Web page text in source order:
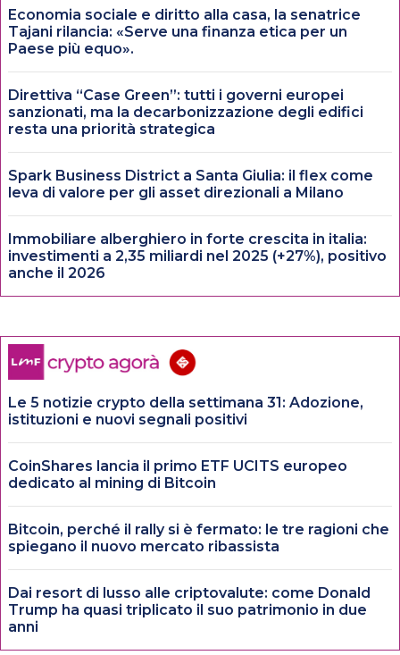
Economia sociale e diritto alla casa, la senatrice
Tajani rilancia: «Serve una finanza etica per un
Paese più equo».
Direttiva “Case Green”: tutti i governi europei
sanzionati, ma la decarbonizzazione degli edifici
resta una priorità strategica
Spark Business District a Santa Giulia: il flex come
leva di valore per gli asset direzionali a Milano
Immobiliare alberghiero in forte crescita in italia:
investimenti a 2,35 miliardi nel 2025 (+27%), positivo
anche il 2026
Le 5 notizie crypto della settimana 31: Adozione,
istituzioni e nuovi segnali positivi
CoinShares lancia il primo ETF UCITS europeo
dedicato al mining di Bitcoin
Bitcoin, perché il rally si è fermato: le tre ragioni che
spiegano il nuovo mercato ribassista
Dai resort di lusso alle criptovalute: come Donald
Trump ha quasi triplicato il suo patrimonio in due
anni